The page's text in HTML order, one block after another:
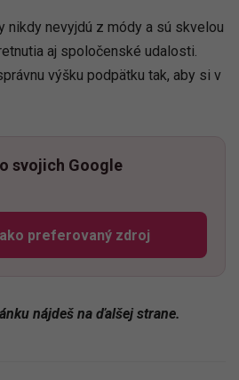
nikdy nevyjdú z módy a sú skvelou
aj spoločenské udalosti.
výšku podpätku tak, aby si v
svojich Google
preferovaný zdroj
Odzadu, odkaz sa otvorí v
nájdeš na ďalšej strane.